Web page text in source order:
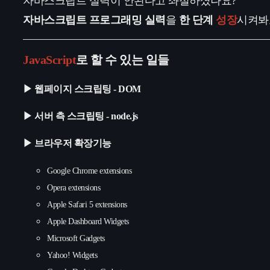
자바스크립트 프로그래밍 실력 을 한 단계 성장시켜
JavaScript로 할 수 있는 일들
▶ 웹페이지 스크립팅 - DOM
▶ 서버 측 스크립팅 - node.js
▶ 브라우저 확장기능
Google Chrome extensions
Opera extensions
Apple Safari 5 extensions
Apple Dashboard Widgets
Microsoft Gadgets
Yahoo! Widgets